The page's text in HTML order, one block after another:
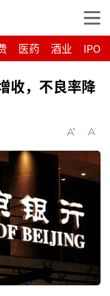
医药 酒业 IPO
收，不良率降